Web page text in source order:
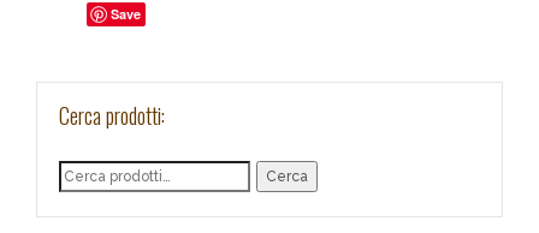
Save
Cerca prodotti:
Cerca